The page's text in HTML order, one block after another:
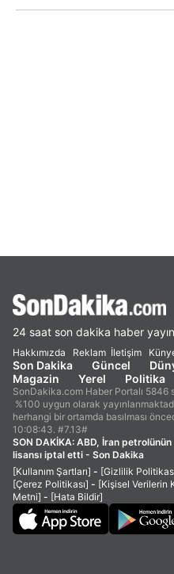
24 saat son dakika haber
Hakkımızda Reklam İletişim
Son Dakika Güncel
Magazin
Yerel Politika
SonDakika.com Haber Portalı 5846
%100 uygun olarak
herhangi bir ortamda basılması
10:08:43. #7.13#
SON DAKİKA: ABD, İran
lisansı iptal etti - Son Dakika
[Kullanım Şartları] - [Gizlilik
[Çerez Politikası] - [Kişisel Verilerin
Metni] - [Hata Bildir]